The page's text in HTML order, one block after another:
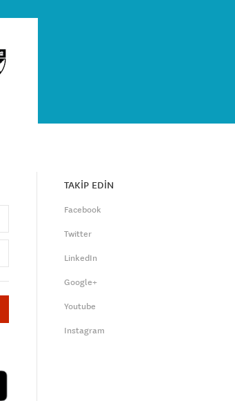
TAKİP EDİN
Facebook
Twitter
LinkedIn
Google+
Youtube
Instagram